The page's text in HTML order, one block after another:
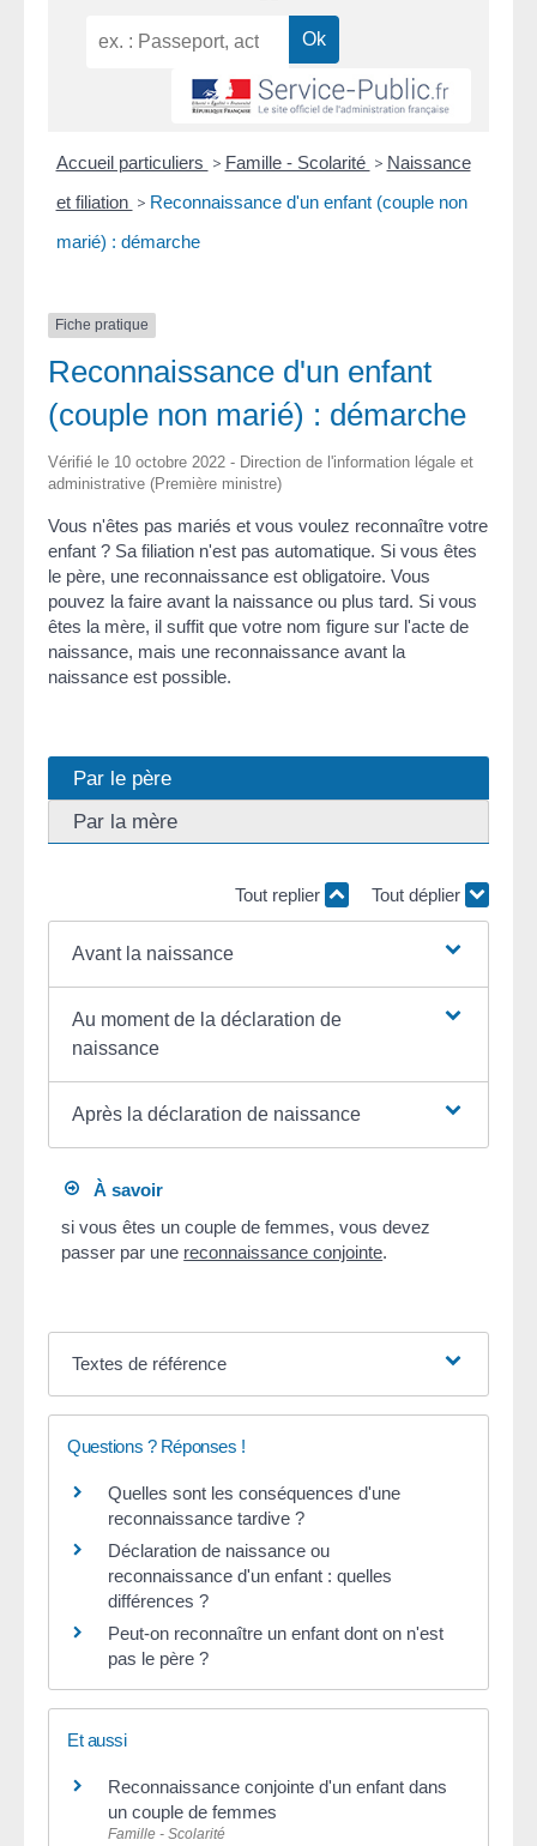
Accueil particuliers > Famille - Scolarité > Naissance
et filiation > Reconnaissance d'un enfant (couple non
marié) : démarche
Fiche pratique
Reconnaissance d'un enfant
(couple non marié) : démarche
Vérifié le 10 octobre 2022 - Direction de l'information légale et
administrative (Première ministre)
Vous n'êtes pas mariés et vous voulez reconnaître votre
enfant ? Sa filiation n'est pas automatique. Si vous êtes
le père, une reconnaissance est obligatoire. Vous
pouvez la faire avant la naissance ou plus tard. Si vous
êtes la mère, il suffit que votre nom figure sur l'acte de
naissance, mais une reconnaissance avant la
naissance est possible.
Par le père
Par la mère
Tout replier Tout déplier
Avant la naissance
Au moment de la déclaration de
naissance
Après la déclaration de naissance
À savoir
si vous êtes un couple de femmes, vous devez
passer par une reconnaissance conjointe.
Textes de référence
Questions ? Réponses !
Quelles sont les conséquences d'une
reconnaissance tardive ?
Déclaration de naissance ou
reconnaissance d'un enfant : quelles
différences ?
Peut-on reconnaître un enfant dont on n'est
pas le père ?
Et aussi
Reconnaissance conjointe d'un enfant dans
un couple de femmes
Famille - Scolarité